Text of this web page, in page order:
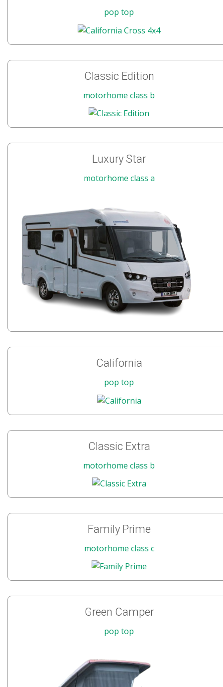
pop top
Classic Edition
motorhome class b
Luxury Star
motorhome class a
California
pop top
Classic Extra
motorhome class b
Family Prime
motorhome class c
Green Camper
pop top